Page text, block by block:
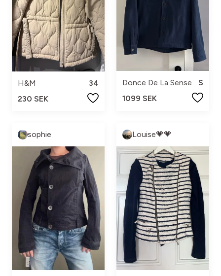
H&M
34
230 SEK
Donce De La Sense
S
1099 SEK
sophie Louise💗💗